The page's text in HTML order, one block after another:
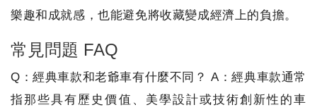
樂趣和成就感，也能避免將收藏變成經濟上的負擔。
常見問題 FAQ
Q：經典車款和老爺車有什麼不同？ A：經典車款通常
指那些具有歷史價值、美學設計或技術創新性的車